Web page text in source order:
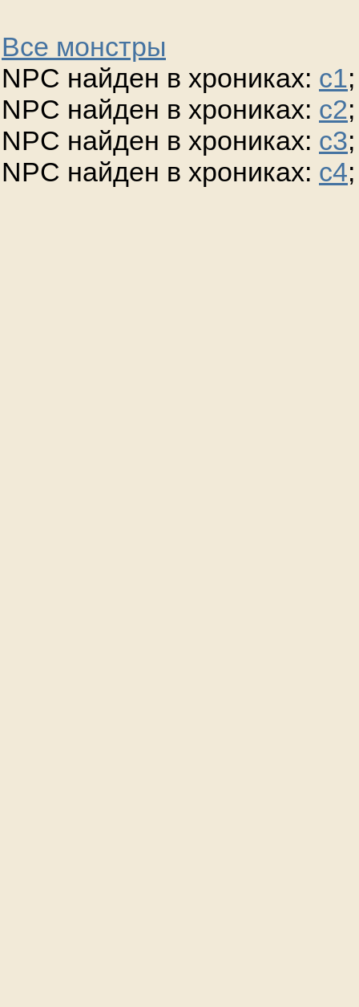
Все монстры
NPC найден в хрониках: c1;
NPC найден в хрониках: c2;
NPC найден в хрониках: c3;
NPC найден в хрониках: c4;